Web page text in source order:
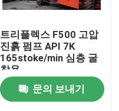
트리플렉스 F500 고압
진흙 펌프 API 7K
165stoke/min 심층 굴
착용
문의 보내기